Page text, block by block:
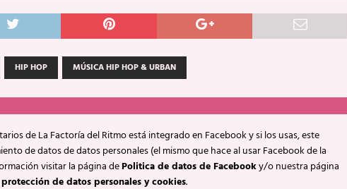
HIP HOP MÚSICA HIP HOP & URBAN
de La Factoría del Ritmo está integrado en Facebook y si los usas, este
de datos de datos personales (el mismo que hace al usar Facebook de la
visitar la página dePolitica de datos de Facebooky/o nuestra página
de datos personales y cookies.